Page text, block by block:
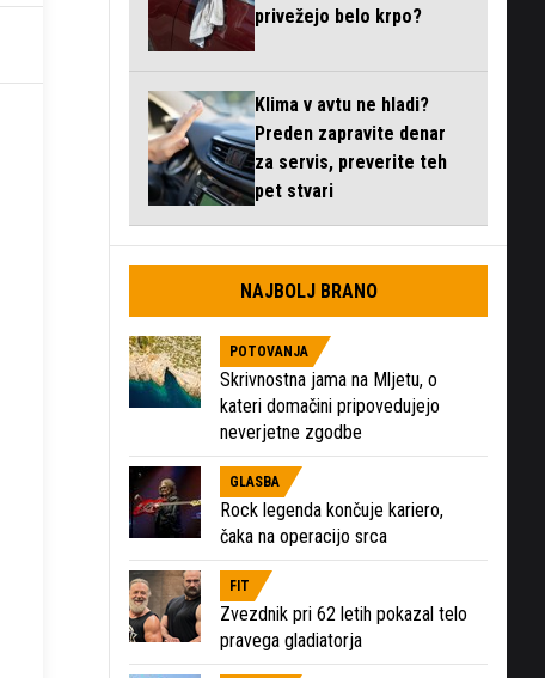
privežejo belo krpo?
Klima v avtu ne hladi?
Preden zapravite denar
za servis, preverite teh
pet stvari
NAJBOLJ BRANO
POTOVANJA
Skrivnostna jama na Mljetu, o
kateri domačini pripovedujejo
neverjetne zgodbe
GLASBA
Rock legenda končuje kariero,
čaka na operacijo srca
FIT
Zvezdnik pri 62 letih pokazal telo
pravega gladiatorja